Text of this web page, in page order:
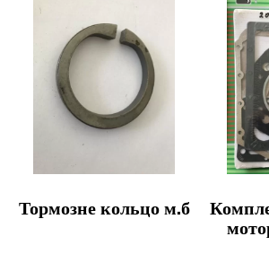
Тормозне кольцо м.б